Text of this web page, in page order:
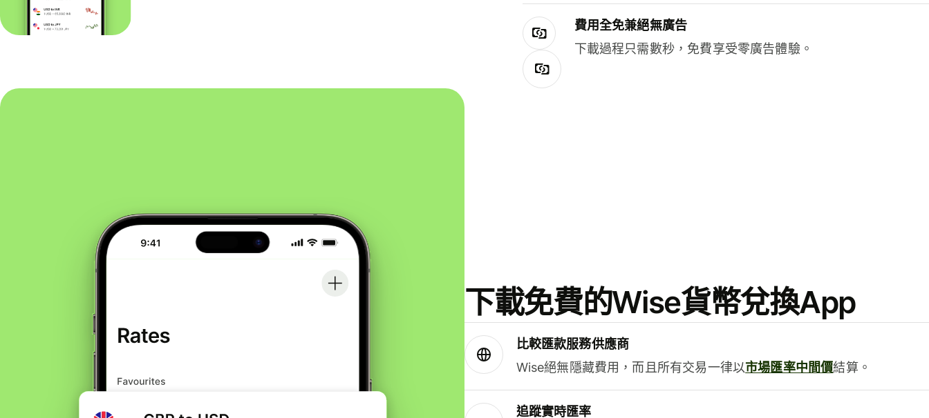
費用全免兼絕無廣告
下載過程只需數秒，免費享受零廣告體驗。
下載免費的Wise貨幣兌換App
比較匯款服務供應商
Wise絕無隱藏費用，而且所有交易一律以市場匯率中間價結算。
追蹤實時匯率